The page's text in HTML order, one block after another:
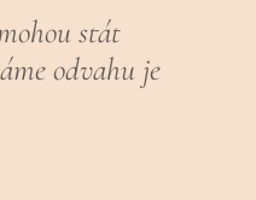
stát
odvahu je